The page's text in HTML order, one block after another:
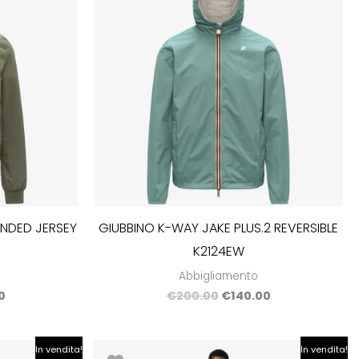
JERSEY
GIUBBINO K-WAY JAKE PLUS.2 REVERSIBLE
K2124EW
Abbigliamento
€200.00
era:
€200.00.
€140.00
In vendita! In vendita!
Il